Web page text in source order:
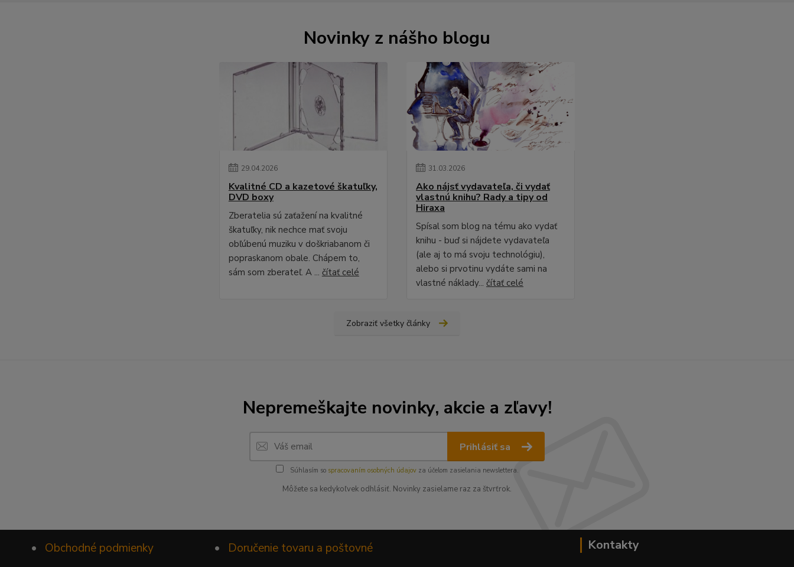
Novinky z nášho blogu
29.04.2026
Kvalitné CD a kazetové škatuľky,
DVD boxy
Zberatelia sú zaťažení na kvalitné
škatuľky, nik nechce mať svoju
obľúbenú muziku v doškriabanom či
popraskanom obale. Chápem to,
sám som zberateľ. A ... čítať celé
31.03.2026
Ako nájsť vydavateľa, či vydať
vlastnú knihu? Rady a tipy od
Hiraxa
Spísal som blog na tému ako vydať
knihu - buď si nájdete vydavateľa
(ale aj to má svoju technológiu),
alebo si prvotinu vydáte sami na
vlastné náklady... čítať celé
Zobraziť všetky články
Nepremeškajte novinky, akcie a zľavy!
Prihlásiť sa
Súhlasím so spracovaním osobných údajovza účelom zasielania newslettera.
Môžete sa kedykoľvek odhlásiť. Novinky zasielame raz za štvrťrok.
• Obchodné podmienky • Doručenie tovaru a poštovné Kontakty